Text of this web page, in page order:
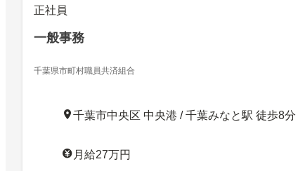
正社員
一般事務
千葉県市町村職員共済組合
千葉市中央区 中央港 / 千葉みなと駅 徒歩8分
月給27万円